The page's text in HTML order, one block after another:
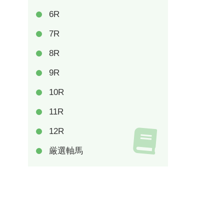
6R
7R
8R
9R
10R
11R
12R
厳選軸馬